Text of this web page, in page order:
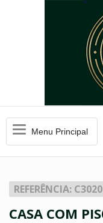
MenuMenu Principal
REFERÊNCIA: C3020
CASA COM